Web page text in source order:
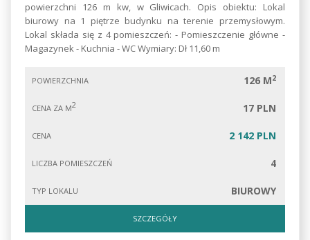
powierzchni 126 m kw, w Gliwicach. Opis obiektu: Lokal
biurowy na 1 piętrze budynku na terenie przemysłowym.
Lokal składa się z 4 pomieszczeń: - Pomieszczenie główne -
Magazynek - Kuchnia - WC Wymiary: Dł 11,60 m
POWIERZCHNIA 126 M2
CENA ZA M2 17 PLN
CENA 2 142 PLN
LICZBA POMIESZCZEŃ 4
TYP LOKALU BIUROWY
SZCZEGÓŁY